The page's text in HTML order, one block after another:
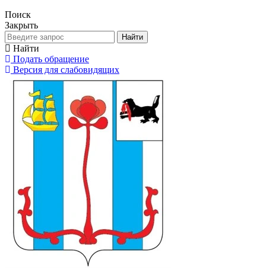
Поиск
Закрыть
Найти
Найти
Подать обращение
Версия для слабовидящих